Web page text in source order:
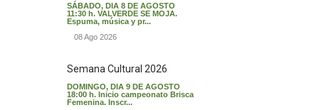
SÁBADO, DIA 8 DE AGOSTO
11:30 h. VALVERDE SE MOJA.
Espuma, música y pr...
08 Ago 2026
Semana Cultural 2026
DOMINGO, DIA 9 DE AGOSTO
18:00 h. Inicio campeonato Brisca
Femenina. Inscr...